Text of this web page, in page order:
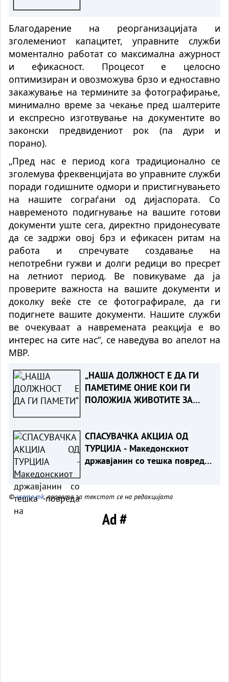
спремаат „ер - тракторите““
Благодарение на реорганизацијата и
зголемениот капацитет, управните служби
моментално работат со максимална ажурност
и ефикасност. Процесот е целосно
оптимизиран и овозможува брзо и едноставно
закажување на термините за фотографирање,
минимално време за чекање пред шалтерите
и експресно изготвување на документите во
законски предвидениот рок (па дури и
порано).
„Пред нас е период кога традиционално се
зголемува фреквенцијата во управните служби
поради годишните одмори и пристигнувањето
на нашите сограѓани од дијаспората. Со
навременото подигнување на вашите готови
документи уште сега, директно придонесувате
да се задржи овој брз и ефикасен ритам на
работа и спречувате создавање на
непотребни гужви и долги редици во пресрет
на летниот период. Ве повикуваме да ја
проверите важноста на вашите документи и
доколку веќе сте се фотографирале, да ги
подигнете вашите документи. Нашите служби
ве очекуваат а навремената реакција е во
интерес на сите нас“, се наведува во апелот на
МВР.
„НАША ДОЛЖНОСТ Е ДА ГИ
ПАМЕТИМЕ ОНИЕ КОИ ГИ
ПОЛОЖИЈА ЖИВОТИТЕ ЗА
од Карпалак
СПАСУВАЧКА АКЦИЈА ОД
ТУРЦИЈА - Македонскиот
државјанин со тешка повреда
©vreme.mk, правата за текстот се на редакцијата
Ad #